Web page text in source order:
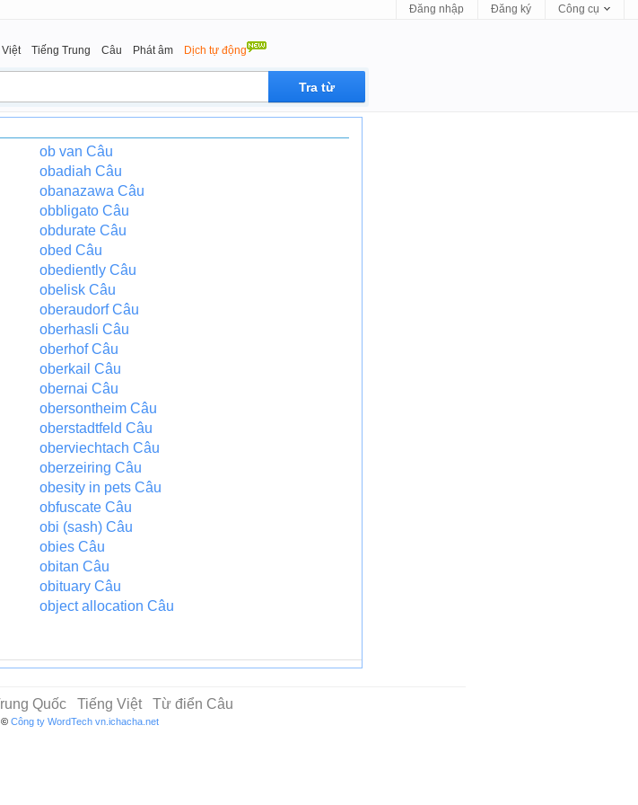
Đăng nhập Đăng ký Công cụ
Tiếng Trung Câu Phát âm Dịch tự động
ob van Câu
obadiah Câu
obanazawa Câu
obbligato Câu
obdurate Câu
obed Câu
obediently Câu
obelisk Câu
oberaudorf Câu
oberhasli Câu
oberhof Câu
oberkail Câu
obernai Câu
obersontheim Câu
oberstadtfeld Câu
oberviechtach Câu
oberzeiring Câu
obesity in pets Câu
obfuscate Câu
obi (sash) Câu
obies Câu
obitan Câu
obituary Câu
object allocation Câu
Quốc Tiếng Việt Từ điển Câu
© Công ty WordTech vn.ichacha.net